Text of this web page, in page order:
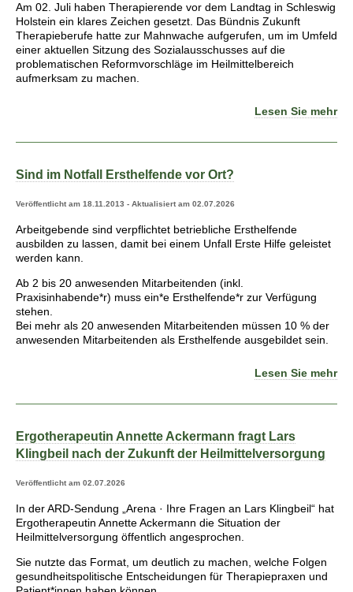
Am 02. Juli haben Therapierende vor dem Landtag in Schleswig
Holstein ein klares Zeichen gesetzt. Das Bündnis Zukunft
Therapieberufe hatte zur Mahnwache aufgerufen, um im Umfeld
einer aktuellen Sitzung des Sozialausschusses auf die
problematischen Reformvorschläge im Heilmittelbereich
aufmerksam zu machen.
Lesen Sie mehr
Sind im Notfall Ersthelfende vor Ort?
Veröffentlicht am 18.11.2013 - Aktualisiert am 02.07.2026
Arbeitgebende sind verpflichtet betriebliche Ersthelfende
ausbilden zu lassen, damit bei einem Unfall Erste Hilfe geleistet
werden kann.
Ab 2 bis 20 anwesenden Mitarbeitenden (inkl.
Praxisinhabende*r) muss ein*e Ersthelfende*r zur Verfügung
stehen.
Bei mehr als 20 anwesenden Mitarbeitenden müssen 10 % der
anwesenden Mitarbeitenden als Ersthelfende ausgebildet sein.
Lesen Sie mehr
Ergotherapeutin Annette Ackermann fragt Lars
Klingbeil nach der Zukunft der Heilmittelversorgung
Veröffentlicht am 02.07.2026
In der ARD-Sendung „Arena · Ihre Fragen an Lars Klingbeil“ hat
Ergotherapeutin Annette Ackermann die Situation der
Heilmittelversorgung öffentlich angesprochen.
Sie nutzte das Format, um deutlich zu machen, welche Folgen
gesundheitspolitische Entscheidungen für Therapiepraxen und